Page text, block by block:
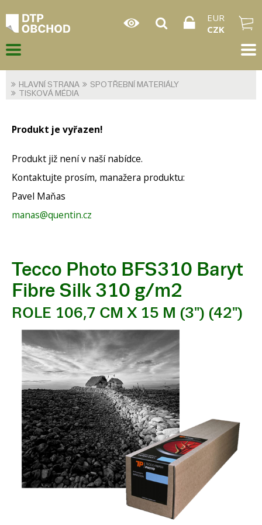
EUR
CZK
HLAVNÍ STRANA
SPOTŘEBNÍ MATERIÁLY
TISKOVÁ MÉDIA
Produkt je vyřazen!
Produkt již není v naší nabídce.
Kontaktujte prosím, manažera produktu:
Pavel Maňas
manas@quentin.cz
Tecco Photo BFS310 Baryt
Fibre Silk 310 g/m2
ROLE 106,7 CM X 15 M (3") (42")